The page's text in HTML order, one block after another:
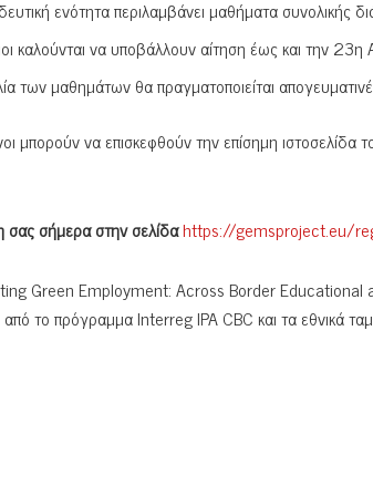
ενότητα περιλαμβάνει μαθήματα συνολικής
καλούνται να υποβάλλουν αίτηση έως και την
των μαθημάτων θα πραγματοποιείται
μπορούν να επισκεφθούν την επίσημη
σας σήμερα στην σελίδαhttps://gemsproject.eu/
Green Employment: Across Border
από το πρόγραμμα Interreg IPA CBC και τα εθνικά